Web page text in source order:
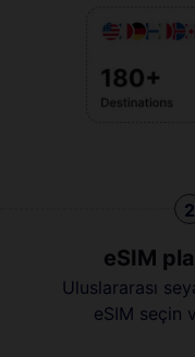
2
eSIM
Uluslararası
eSIM seçin